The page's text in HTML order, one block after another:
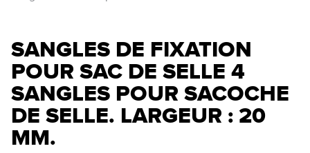
SANGLES DE FIXATION
POUR SAC DE SELLE 4
SANGLES POUR SACOCHE
DE SELLE. LARGEUR : 20
MM.